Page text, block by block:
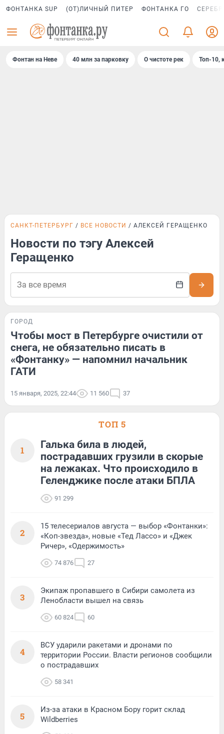
ФОНТАНКА SUP (ОТ)ЛИЧНЫЙ ПИТЕР ФОНТАНКА ГО
Фонтан на Неве 40 млн за парковку О чистоте рек Топ-10,
САНКТ-ПЕТЕРБУРГ ВСЕ НОВОСТИ АЛЕКСЕЙ ГЕРАЩЕНКО
Новости по тэгу Алексей
Геращенко
ГОРОД
Чтобы мост в Петербурге очистили от
снега, не обязательно писать в
«Фонтанку» — напомнил начальник
ГАТИ
15 января, 2025, 22:44 11 560 37
ТОП 5
1
Галька била в людей,
пострадавших грузили в скорые
на лежаках. Что происходило в
Геленджике после атаки БПЛА
91 299
2
15 телесериалов августа — выбор «Фонтанки»:
«Коп-звезда», новые «Тед Лассо» и «Джек
Ричер», «Одержимость»
74 876 27
3
Экипаж пропавшего в Сибири самолета из
Ленобласти вышел на связь
60 824 60
4
ВСУ ударили ракетами и дронами по
территории России. Власти регионов сообщили
о пострадавших
58 341
5
Из-за атаки в Красном Бору горит склад
Wildberries